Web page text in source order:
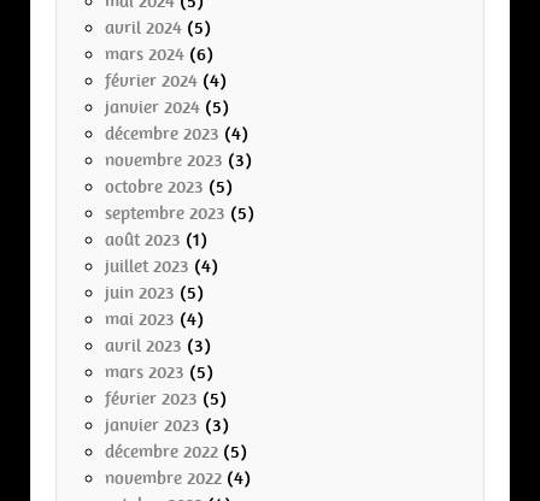
avril 2024 (5)
mars 2024 (6)
février 2024 (4)
janvier 2024 (5)
décembre 2023 (4)
novembre 2023 (3)
octobre 2023 (5)
septembre 2023 (5)
août 2023 (1)
juillet 2023 (4)
juin 2023 (5)
mai 2023 (4)
avril 2023 (3)
mars 2023 (5)
février 2023 (5)
janvier 2023 (3)
décembre 2022 (5)
novembre 2022 (4)